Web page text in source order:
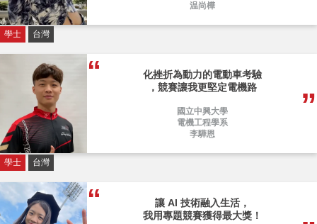
温尚樺
學士 台灣
化挫折為動力的電動車考驗
，競賽讓我更堅定電機路
國立中興大學
電機工程學系
李驊恩
學士 台灣
讓 AI 技術融入生活，
我用專題競賽獲得最大獎！